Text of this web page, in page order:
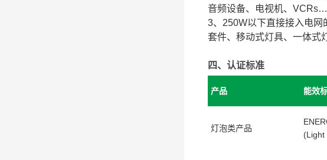
音频设备、电视机、
3、250W以下直接接入电网
套件、移动式灯具、一体式
四、认证标准
产品 能效
灯泡类产品
(Light